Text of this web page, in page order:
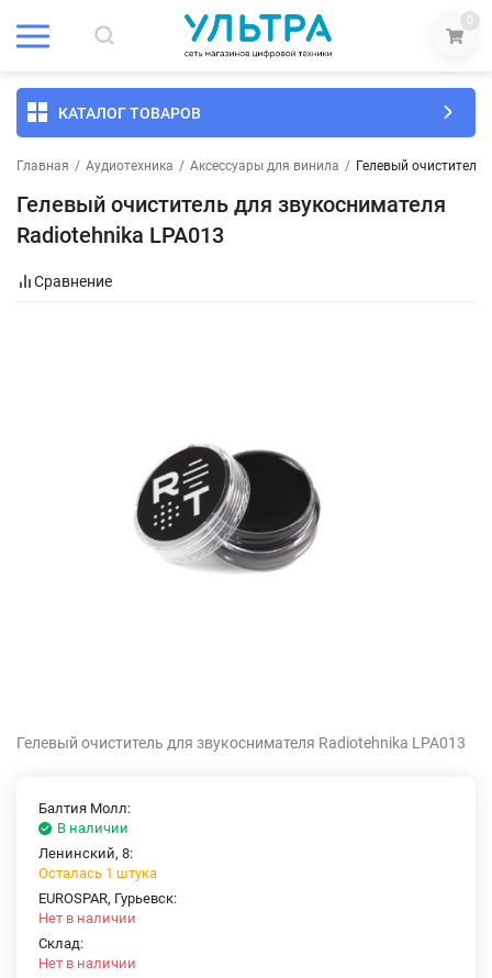
0
КАТАЛОГ ТОВАРОВ
Главная / Аудиотехника / Аксессуары для винила / Гелевый очиститель
Гелевый очиститель для звукоснимателя
Radiotehnika LPA013
Сравнение
Гелевый очиститель для звукоснимателя Radiotehnika LPA013
Балтия Молл:
В наличии
Ленинский, 8:
Осталась 1 штука
EUROSPAR, Гурьевск:
Нет в наличии
Склад:
Нет в наличии